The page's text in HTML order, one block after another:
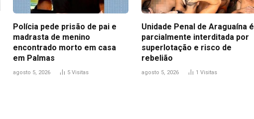
Polícia pede prisão de pai e
madrasta de menino
encontrado morto em casa
em Palmas
agosto 5, 2026 5 Visitas
Unidade Penal de Araguaína é
parcialmente interditada por
superlotação e risco de
rebelião
agosto 5, 2026 1 Visitas